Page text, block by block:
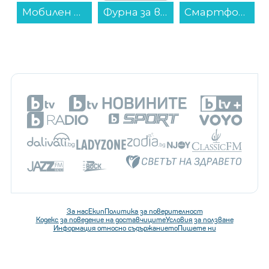
Фурна за вграждане Gorenje BOP6737E02BK , 77 , А , Механично , Пиролиза... Смартфон Honor MAGIC8 LITE 5G 256/8 GREEN , 256 GB, 8 GB... Готварска печка (ток) AMICA 6226CE3.434eETsKDpHa(Xx) , INOX , Керамични...
За насЕкипПолитика за поверителност
Кодекс за поведение на доставчицитеУсловия за ползване
Информация относно съдържаниетоПишете ни